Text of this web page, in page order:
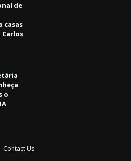
de
casas
o
Contact Us